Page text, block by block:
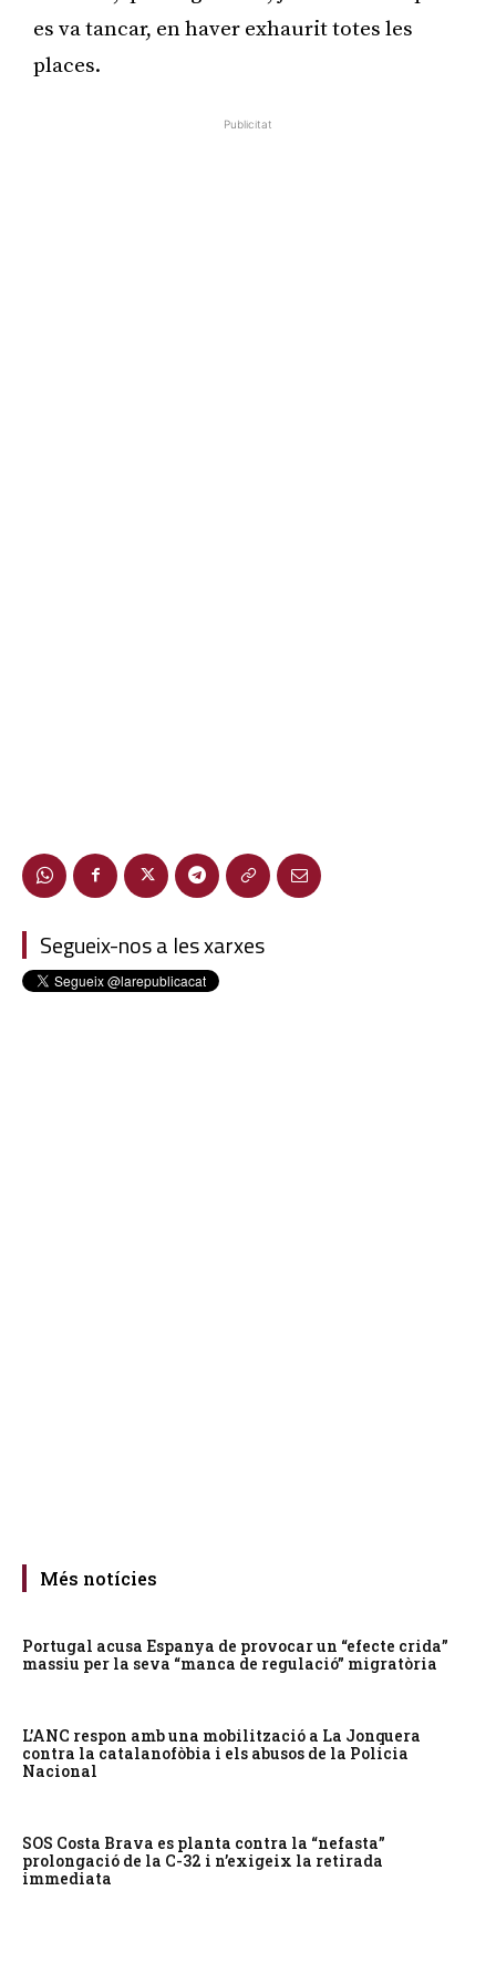
es va tancar, en haver exhaurit totes les
places.
Publicitat
Segueix-nos a les xarxes
Més notícies
Portugal acusa Espanya de provocar un “efecte crida”
massiu per la seva “manca de regulació” migratòria
L’ANC respon amb una mobilització a La Jonquera
contra la catalanofòbia i els abusos de la Policia
Nacional
SOS Costa Brava es planta contra la “nefasta”
prolongació de la C-32 i n’exigeix la retirada
immediata